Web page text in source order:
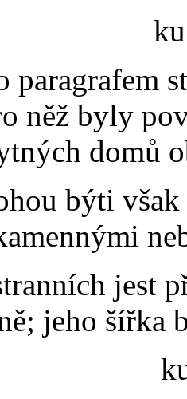
něž byly
domů
býti
jest
jeho šířka